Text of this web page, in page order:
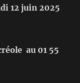
12 juin 2025
au 01 55